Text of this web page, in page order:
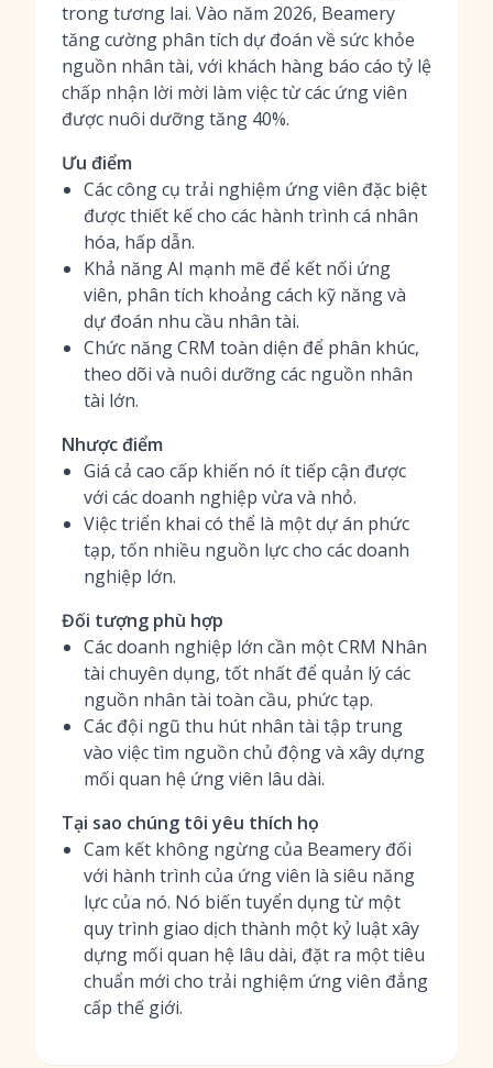
trong tương lai. Vào năm 2026, Beamery
tăng cường phân tích dự đoán về sức khỏe
nguồn nhân tài, với khách hàng báo cáo tỷ lệ
chấp nhận lời mời làm việc từ các ứng viên
được nuôi dưỡng tăng 40%.
Ưu điểm
Các công cụ trải nghiệm ứng viên đặc biệt
được thiết kế cho các hành trình cá nhân
hóa, hấp dẫn.
Khả năng AI mạnh mẽ để kết nối ứng
viên, phân tích khoảng cách kỹ năng và
dự đoán nhu cầu nhân tài.
Chức năng CRM toàn diện để phân khúc,
theo dõi và nuôi dưỡng các nguồn nhân
tài lớn.
Nhược điểm
Giá cả cao cấp khiến nó ít tiếp cận được
với các doanh nghiệp vừa và nhỏ.
Việc triển khai có thể là một dự án phức
tạp, tốn nhiều nguồn lực cho các doanh
nghiệp lớn.
Đối tượng phù hợp
Các doanh nghiệp lớn cần một CRM Nhân
tài chuyên dụng, tốt nhất để quản lý các
nguồn nhân tài toàn cầu, phức tạp.
Các đội ngũ thu hút nhân tài tập trung
vào việc tìm nguồn chủ động và xây dựng
mối quan hệ ứng viên lâu dài.
Tại sao chúng tôi yêu thích họ
Cam kết không ngừng của Beamery đối
với hành trình của ứng viên là siêu năng
lực của nó. Nó biến tuyển dụng từ một
quy trình giao dịch thành một kỷ luật xây
dựng mối quan hệ lâu dài, đặt ra một tiêu
chuẩn mới cho trải nghiệm ứng viên đẳng
cấp thế giới.